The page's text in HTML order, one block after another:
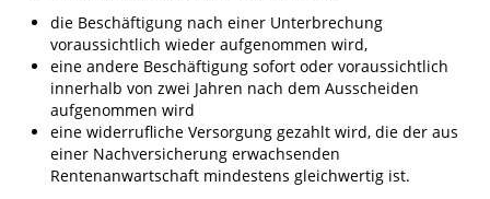
die Beschäftigung nach einer Unterbrechung
voraussichtlich wieder aufgenommen wird,
eine andere Beschäftigung sofort oder voraussichtlich
innerhalb von zwei Jahren nach dem Ausscheiden
aufgenommen wird
eine widerrufliche Versorgung gezahlt wird, die der aus
einer Nachversicherung erwachsenden
Rentenanwartschaft mindestens gleichwertig ist.